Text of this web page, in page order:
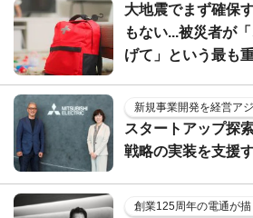
大地震でまず確保
もない...被災者が
げて」という最も
新規事業開発を経営ア
スタートアップ探
戦略の実装を支援
創業125周年の電通が